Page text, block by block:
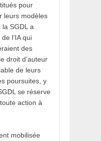
pour
leurs modèles
SGDL a
l’IA qui
des
droit d’auteur
de leurs
poursuites, y
se réserve
action à
mobilisée